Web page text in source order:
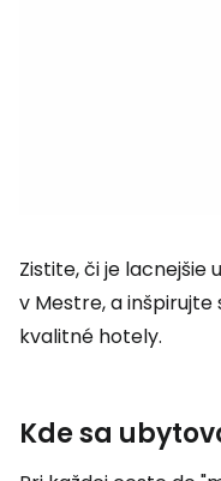
Zistite, či je
v Mestre, a
kvalitné hotely.
Kde sa